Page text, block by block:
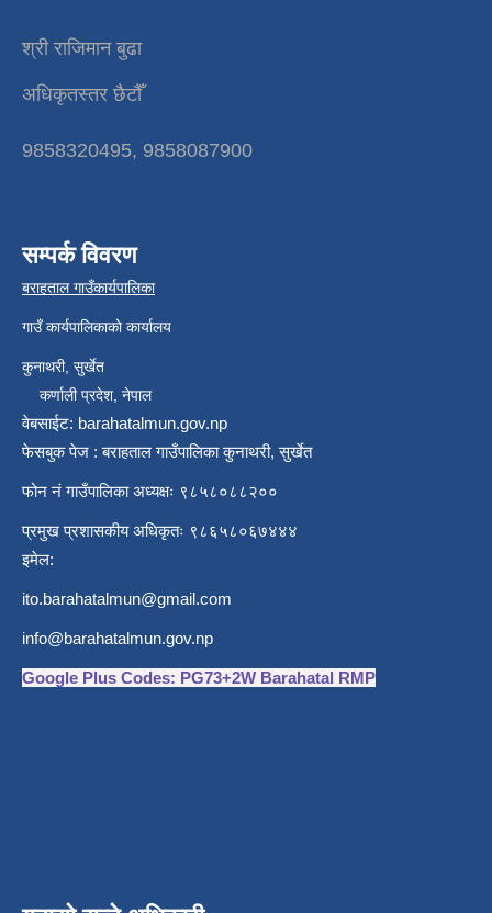
श्री राजिमान बुढा
अधिकृतस्तर छैटौँ
9858320495, 9858087900
सम्पर्क विवरण
बराहताल गाउँकार्यपालिका
गाउँ कार्यपालिकाको कार्यालय
कुनाथरी, सुर्खेत
कर्णाली प्रदेश, नेपाल
वेबसाईट: barahatalmun.gov.np
फेसबुक पेज : बराहताल गाउँपालिका कुनाथरी, सुर्खेत
फोन नं गाउँपालिका अध्यक्षः ९८५८०८८२००
प्रमुख प्रशासकीय अधिकृतः ९८६५८०६७४४४
इमेल:
ito.barahatalmun@gmail.com
info@barahatalmun.gov.np
Google Plus Codes: PG73+2W Barahatal RMP